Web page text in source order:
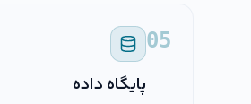
05
پایگاه داده